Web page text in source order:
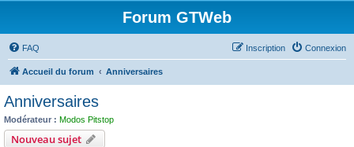
Forum GTWeb
FAQ Connexion
Inscription
Accueil du forum Anniversaires
Anniversaires
Modérateur : Modos Pitstop
Nouveau sujet